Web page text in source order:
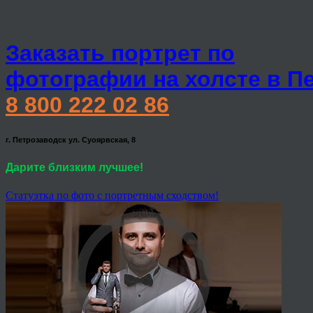
Заказать портрет по
фотографии на холсте в
8 800 222 02 86
г. Петрозаводск ул. Суоярвская, 8
Дарите близким лучшее!
Статуэтка по фото с портретным сходством!